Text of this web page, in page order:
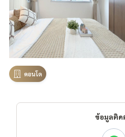
คอนโด
ข้อมูลติด